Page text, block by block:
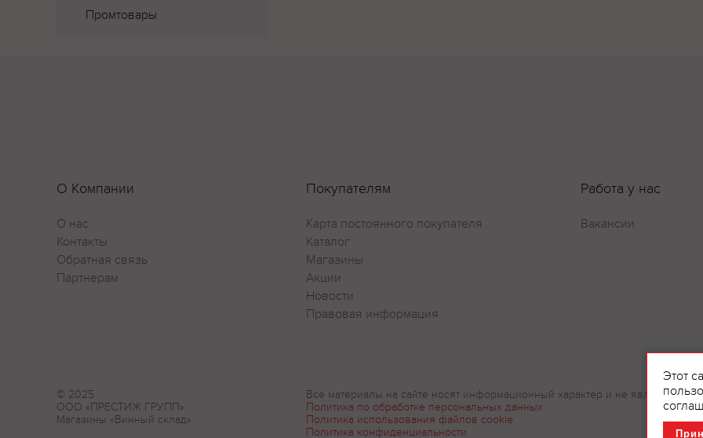
Промтовары
О Компании
О нас
Контакты
Обратная связь
Партнерам
Покупателям
Карта постоянного покупателя
Каталог
Магазины
Акции
Новости
Правовая информация
Работа у нас
Вакансии
© 2025
ООО «ПРЕСТИЖ ГРУПП»
Магазины «Винный склад»
Все материалы на сайте носят информационный характер и не являются
Политика по обработке персональных данных
Политика использования файлов cookie
Политика конфиденциальности
Этот